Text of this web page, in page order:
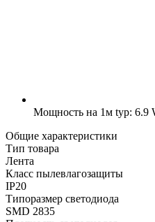
Мощность на 1м typ: 6.9
Общие характеристики
Тип товара
Лента
Класс пылевлагозащиты
IP20
Типоразмер светодиода
SMD 2835